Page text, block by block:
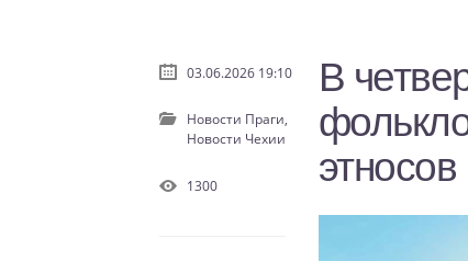
В
03.06.2026 19:10
Новости Праги,
Новости Чехии
1300